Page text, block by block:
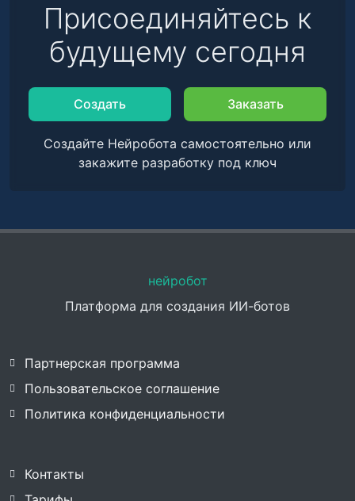
Присоединяйтесь к
будущему сегодня
Создать Заказать
Создайте Нейробота самостоятельно или
закажите разработку под ключ
нейробот
Платформа для создания ИИ-ботов
Партнерская программа
Пользовательское соглашение
Политика конфиденциальности
Контакты